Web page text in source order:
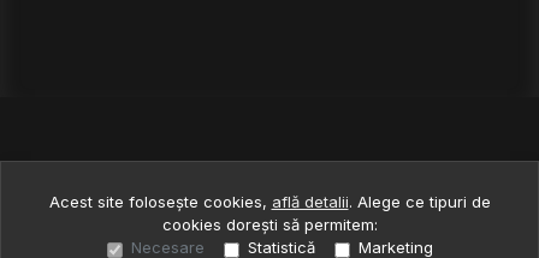
Acest site folosește cookies, află detalii. Alege ce tipuri de
cookies dorești să permitem:
Necesare
Statistică Marketing